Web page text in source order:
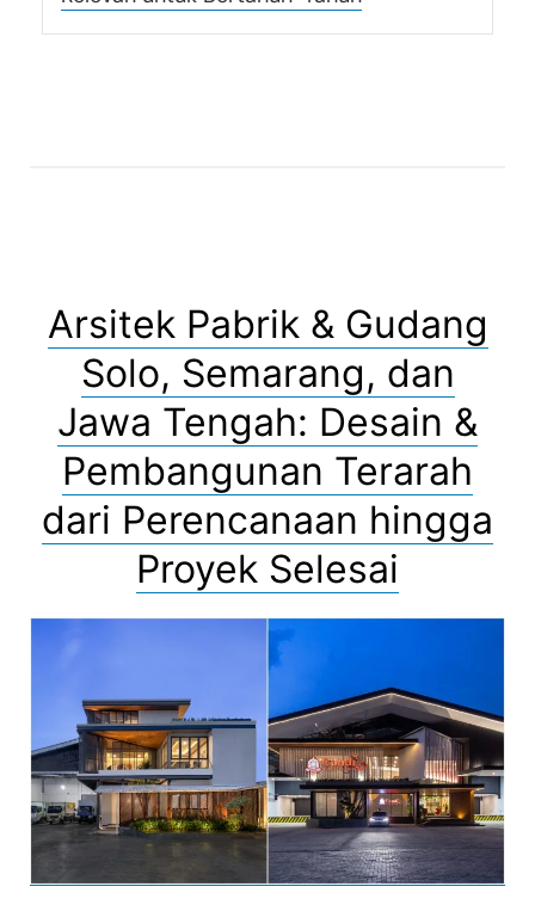
Arsitek Pabrik & Gudang
Solo, Semarang, dan
Jawa Tengah: Desain &
Pembangunan Terarah
dari Perencanaan hingga
Proyek Selesai